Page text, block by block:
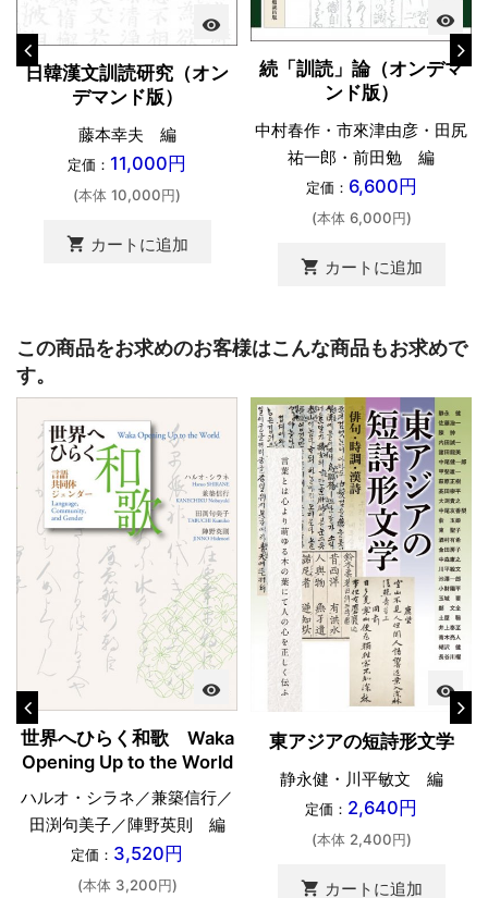
visibility
日韓漢文訓読研究（オン
デマンド版）
藤本幸夫 編
定価： 11,000円
(本体 10,000円)
shopping_cart カートに追加
visibility
続「訓読」論（オンデマ
ンド版）
中村春作・市來津由彦・田尻
祐一郎・前田勉 編
定価： 6,600円
(本体 6,000円)
shopping_cart カートに追加
この商品をお求めのお客様はこんな商品もお求めで
す。
visibility
世界へひらく和歌 Waka
Opening Up to the World
ハルオ・シラネ／兼築信行／
田渕句美子／陣野英則 編
定価： 3,520円
(本体 3,200円)
visibility
東アジアの短詩形文学
静永健・川平敏文 編
定価： 2,640円
(本体 2,400円)
shopping_cart カートに追加